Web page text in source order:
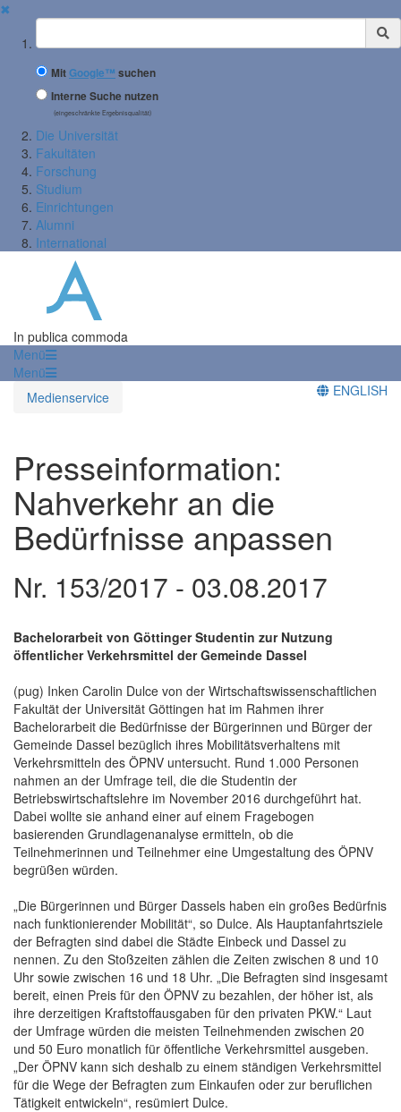
✖
Suchbegriff
MitGoogle™ suchen
Interne Suche nutzen
(eingeschränkte Ergebnisqualität)
Die Universität
Fakultäten
Forschung
Studium
Einrichtungen
Alumni
International
In publica commoda
Menü
Menü
Medienservice
ENGLISH
Presseinformation:
Nahverkehr an die
Bedürfnisse anpassen
Nr. 153/2017 - 03.08.2017
Bachelorarbeit von Göttinger Studentin zur Nutzung
öffentlicher Verkehrsmittel der Gemeinde Dassel
(pug) Inken Carolin Dulce von der Wirtschaftswissenschaftlichen
Fakultät der Universität Göttingen hat im Rahmen ihrer
Bachelorarbeit die Bedürfnisse der Bürgerinnen und Bürger der
Gemeinde Dassel bezüglich ihres Mobilitätsverhaltens mit
Verkehrsmitteln des ÖPNV untersucht. Rund 1.000 Personen
nahmen an der Umfrage teil, die die Studentin der
Betriebswirtschaftslehre im November 2016 durchgeführt hat.
Dabei wollte sie anhand einer auf einem Fragebogen
basierenden Grundlagenanalyse ermitteln, ob die
Teilnehmerinnen und Teilnehmer eine Umgestaltung des ÖPNV
begrüßen würden.
„Die Bürgerinnen und Bürger Dassels haben ein großes Bedürfnis
nach funktionierender Mobilität“, so Dulce. Als Hauptanfahrtsziele
der Befragten sind dabei die Städte Einbeck und Dassel zu
nennen. Zu den Stoßzeiten zählen die Zeiten zwischen 8 und 10
Uhr sowie zwischen 16 und 18 Uhr. „Die Befragten sind insgesamt
bereit, einen Preis für den ÖPNV zu bezahlen, der höher ist, als
ihre derzeitigen Kraftstoffausgaben für den privaten PKW.“ Laut
der Umfrage würden die meisten Teilnehmenden zwischen 20
und 50 Euro monatlich für öffentliche Verkehrsmittel ausgeben.
„Der ÖPNV kann sich deshalb zu einem ständigen Verkehrsmittel
für die Wege der Befragten zum Einkaufen oder zur beruflichen
Tätigkeit entwickeln“, resümiert Dulce.